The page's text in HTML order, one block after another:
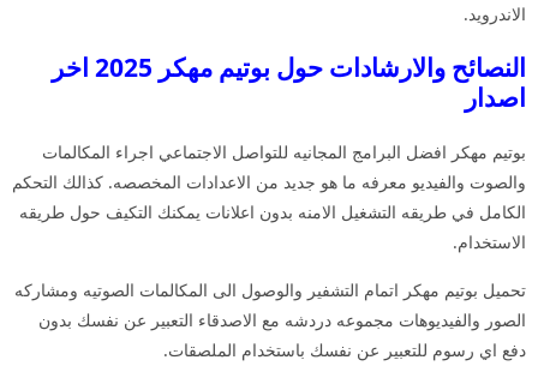
الاندرويد.
النصائح والارشادات حول بوتيم مهكر 2025 اخر
اصدار
بوتيم مهكر افضل البرامج المجانيه للتواصل الاجتماعي اجراء المكالمات
والصوت والفيديو معرفه ما هو جديد من الاعدادات المخصصه. كذالك التحكم
الكامل في طريقه التشغيل الامنه بدون اعلانات يمكنك التكيف حول طريقه
الاستخدام.
تحميل بوتيم مهكر اتمام التشفير والوصول الى المكالمات الصوتيه ومشاركه
الصور والفيديوهات مجموعه دردشه مع الاصدقاء التعبير عن نفسك بدون
دفع اي رسوم للتعبير عن نفسك باستخدام الملصقات.